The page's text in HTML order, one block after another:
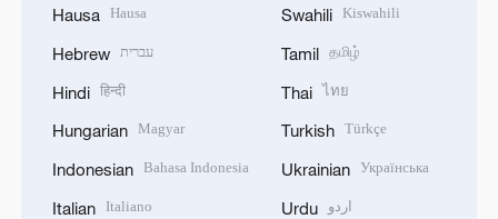
Hausa Hausa
Hebrew עברית
Hindi हिन्दी
Hungarian Magyar
Indonesian Bahasa Indonesia
Italian Italiano
Swahili Kiswahili
Tamil தமிழ்
Thai ไทย
Turkish Türkçe
Ukrainian Українська
Urdu اردو